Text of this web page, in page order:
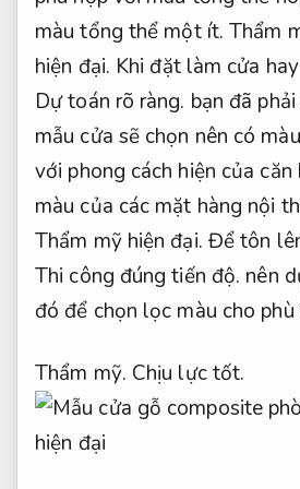
màu tổng thể một ít.Thẩm
hiện đại. Khi đặt làm cửa
Dự toán rõ ràng. bạn đã
mẫu cửa sẽ chọn nên có
với phong cách hiện của
màu của các mặt hàng nội
Thẩm mỹ hiện đại. Để tôn
Thi công đúng tiến độ. nên
đó để chọn lọc màu cho phù
Thẩm mỹ. Chịu lực tốt.